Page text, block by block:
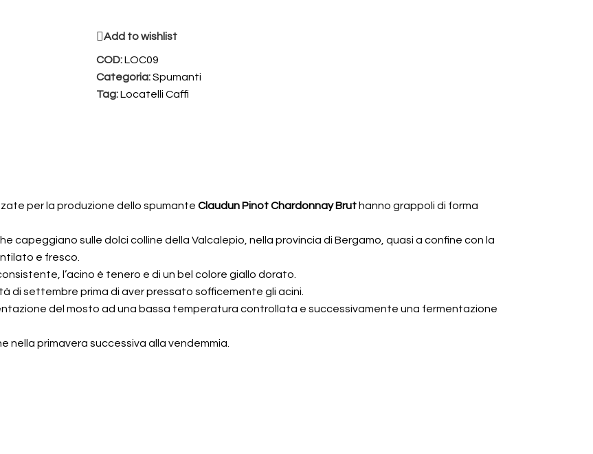
Add to wishlist
COD:LOC09
Categoria:Spumanti
Tag:Locatelli Caffi
per la produzione dello spumante Claudun Pinot Chardonnay Brut hanno grappoli di forma
capeggiano sulle dolci colline della Valcalepio, nella provincia di Bergamo, quasi a confine con la
e fresco.
l’acino è tenero e di un bel colore giallo dorato.
di settembre prima di aver pressato sofficemente gli acini.
del mosto ad una bassa temperatura controllata e successivamente una fermentazione
primavera successiva alla vendemmia.